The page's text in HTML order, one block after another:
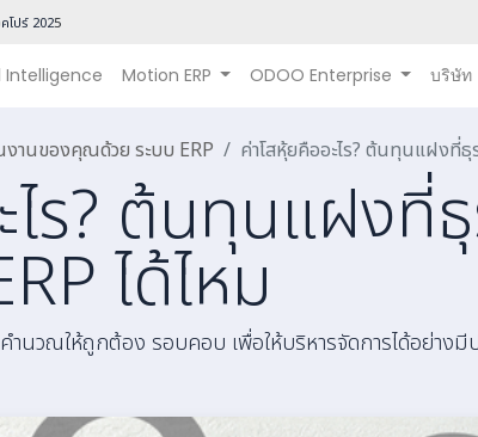
โปร์ 2025
Intelligence Motion ERP ODOO Enterprise บริษัท
งานของคุณด้วย ระบบ ERP ค่าโสหุ้ยคืออะไร? ต้นทุนแฝงที่ธุ
ไร? ต้นทุนแฝงที่
ได้ไหม
วณให้ถูกต้อง รอบคอบ เพื่อให้บริหารจัดการได้อย่างมี